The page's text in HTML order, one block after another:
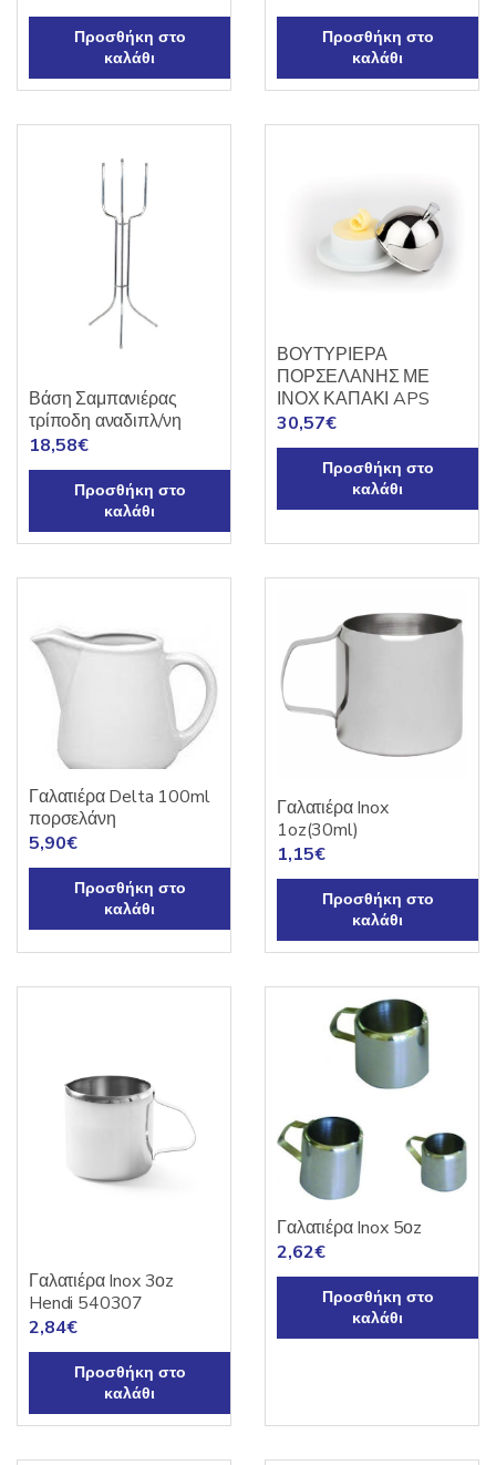
Προσθήκη στο
καλάθι
Προσθήκη στο
καλάθι
Βάση Σαμπανιέρας
τρίποδη αναδιπλ/νη
18,58€
Προσθήκη στο
καλάθι
ΒΟΥΤΥΡΙΕΡΑ
ΠΟΡΣΕΛΑΝΗΣ ΜΕ
ΙΝΟΧ ΚΑΠΑΚΙ APS
30,57€
Προσθήκη στο
καλάθι
Γαλατιέρα Delta 100ml
πορσελάνη
5,90€
Προσθήκη στο
καλάθι
Γαλατιέρα Inox
1oz(30ml)
1,15€
Προσθήκη στο
καλάθι
Γαλατιέρα Inox 3οz
Hendi 540307
2,84€
Προσθήκη στο
καλάθι
Γαλατιέρα Inox 5οz
2,62€
Προσθήκη στο
καλάθι